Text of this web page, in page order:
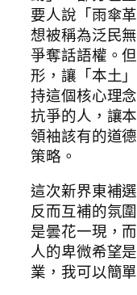
要人說「雨傘
想被稱為泛民
爭奪話語權。
形，讓「本土
持這個核心理
抗爭的人，讓
領袖該有的道
策略。
這次新界東補
反而互補的氛
是曇花一現，
人的卑微希望
業，我可以簡